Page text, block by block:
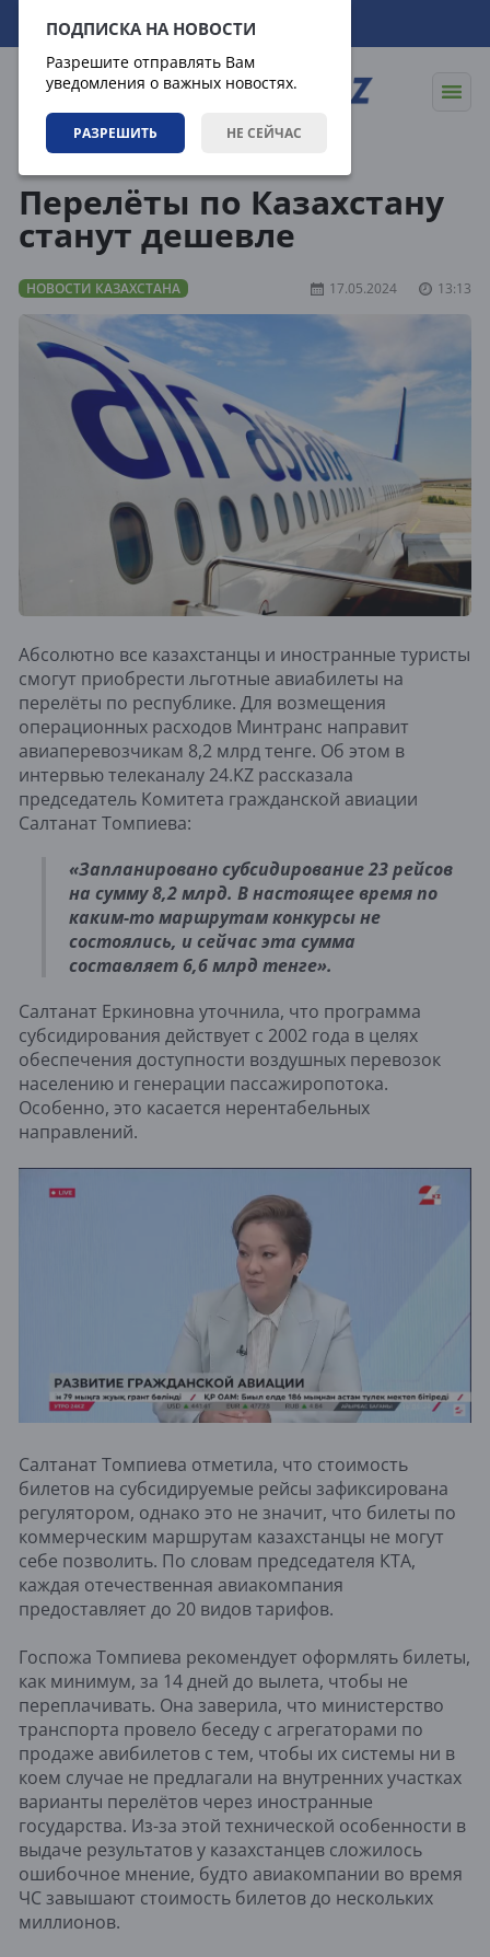
ПОДПИСКА НА НОВОСТИ
Разрешите отправлять Вам
уведомления о важных новостях.
РАЗРЕШИТЬ НЕ СЕЙЧАС
09.08.2026 11:35:11
Перелёты по Казахстану
станут дешевле
НОВОСТИ КАЗАХСТАНА 17.05.2024 13:13
Абсолютно все казахстанцы и иностранные туристы
смогут приобрести льготные авиабилеты на
перелёты по республике. Для возмещения
операционных расходов Минтранс направит
авиаперевозчикам 8,2 млрд тенге. Об этом в
интервью телеканалу 24.KZ рассказала
председатель Комитета гражданской авиации
Салтанат Томпиева:
«Запланировано субсидирование 23 рейсов
на сумму 8,2 млрд. В настоящее время по
каким-то маршрутам конкурсы не
состоялись, и сейчас эта сумма
составляет 6,6 млрд тенге».
Салтанат Еркиновна уточнила, что программа
субсидирования действует с 2002 года в целях
обеспечения доступности воздушных перевозок
населению и генерации пассажиропотока.
Особенно, это касается нерентабельных
направлений.
Салтанат Томпиева отметила, что стоимость
билетов на субсидируемые рейсы зафиксирована
регулятором, однако это не значит, что билеты по
коммерческим маршрутам казахстанцы не могут
себе позволить. По словам председателя КТА,
каждая отечественная авиакомпания
предоставляет до 20 видов тарифов.
Госпожа Томпиева рекомендует оформлять билеты,
как минимум, за 14 дней до вылета, чтобы не
переплачивать. Она заверила, что министерство
транспорта провело беседу с агрегаторами по
продаже авибилетов с тем, чтобы их системы ни в
коем случае не предлагали на внутренних участках
варианты перелётов через иностранные
государства. Из-за этой технической особенности в
выдаче результатов у казахстанцев сложилось
ошибочное мнение, будто авиакомпании во время
ЧС завышают стоимость билетов до нескольких
миллионов.